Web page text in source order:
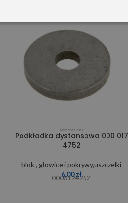
Podkładka dystansowa 000 017
4752
blok , głowice i pokrywy,uszczelki
6,00zł
0000174752